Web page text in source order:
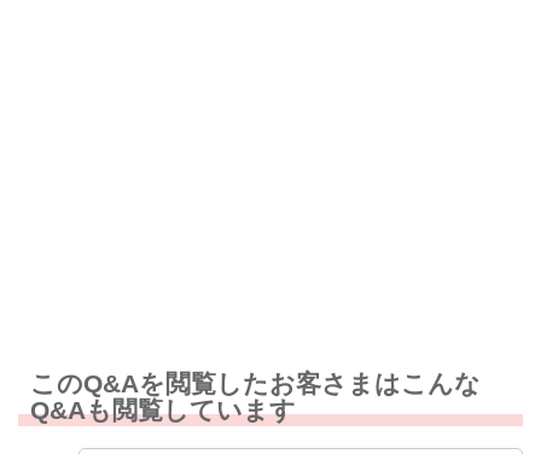
このQ&Aを閲覧したお客さまはこんな
Q&Aも閲覧しています